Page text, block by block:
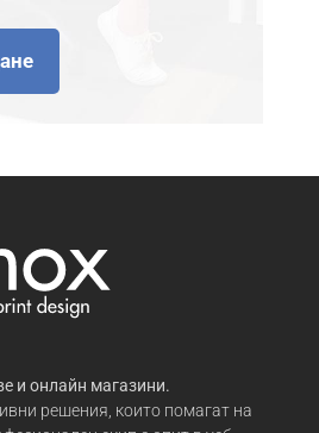
и онлайн магазини.
решения, които помагат на